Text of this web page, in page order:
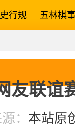
行规 五林棋
友联谊
： 本站原